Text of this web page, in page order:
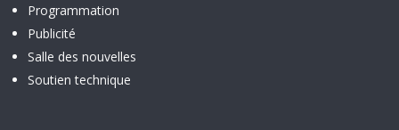
Programmation
Publicité
Salle des nouvelles
Soutien technique